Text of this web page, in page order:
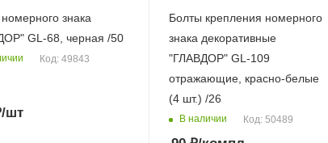
знака
GL-68, черная /50
Код: 49843
/шт
Болты крепления номерного
знака декоративные
"ГЛАВДОР" GL-109
отражающие, красно-белые
(4 шт.) /26
В наличии Код: 50489